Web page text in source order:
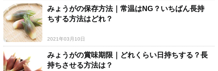
みょうがの保存方法｜常温はNG？いちばん長持
ちする方法はどれ？
2021年03月10日
みょうがの賞味期限｜どれくらい日持ちする？長
持ちさせる方法は？